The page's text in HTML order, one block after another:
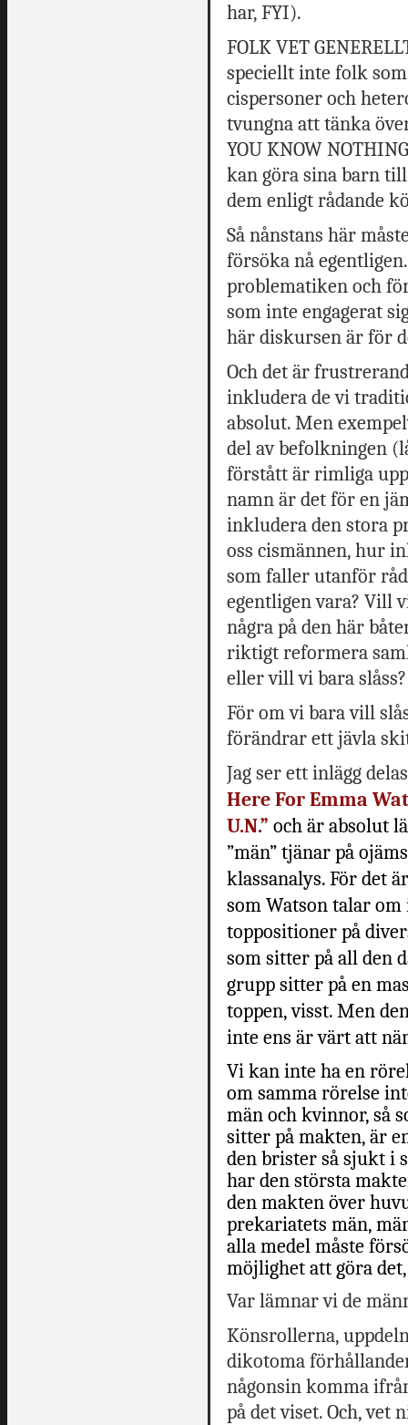
har, FYI).
FOLK VET
speciellt inte folk
cispersoner och
tvungna att tänka
YOU KNOW
kan göra sina barn
dem enligt rådande
Så nånstans här
försöka nå
problematiken och
som inte engagerat
här diskursen är för
Och det är
inkludera de vi
absolut. Men
del av befolkningen
förstått är rimliga
namn är det för en
inkludera den stora
oss cismännen, hur
som faller utanför
egentligen vara? Vill
några på den här
riktigt reformera
eller vill vi bara slåss?
För om vi bara vill
förändrar ett jävla
Jag ser ett inlägg
Here For Emma
U.N.” och är absolut
”män” tjänar på
klassanalys. För det
som Watson talar
toppositioner på
som sitter på all den
grupp sitter på en
toppen, visst. Men
inte ens är värt att
Vi kan inte ha en
om samma rörelse
män och kvinnor, så
sitter på makten, är
den brister så sjukt i
har den största
den makten över
prekariatets män,
alla medel måste
möjlighet att göra
Var lämnar vi de
Könsrollerna,
dikotoma
någonsin komma
på det viset. Och, vet